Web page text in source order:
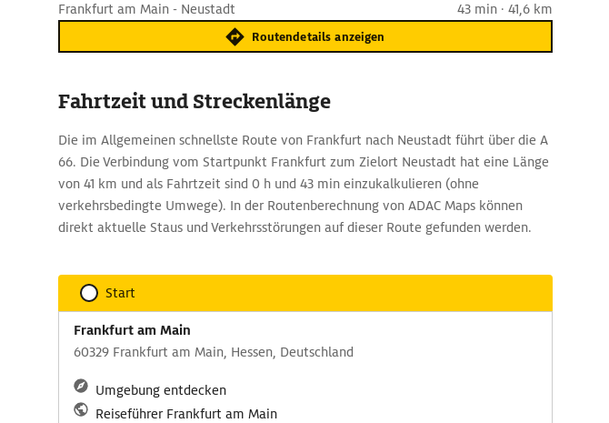
Frankfurt am Main - Neustadt 43 min · 41,6 km
Routendetails anzeigen
Fahrtzeit und Streckenlänge
Die im Allgemeinen schnellste Route von Frankfurt nach Neustadt führt über die A
66. Die Verbindung vom Startpunkt Frankfurt zum Zielort Neustadt hat eine Länge
von 41 km und als Fahrtzeit sind 0 h und 43 min einzukalkulieren (ohne
verkehrsbedingte Umwege). In der Routenberechnung von ADAC Maps können
direkt aktuelle Staus und Verkehrsstörungen auf dieser Route gefunden werden.
Start
Frankfurt am Main
60329 Frankfurt am Main, Hessen, Deutschland
Umgebung entdecken
Reiseführer Frankfurt am Main